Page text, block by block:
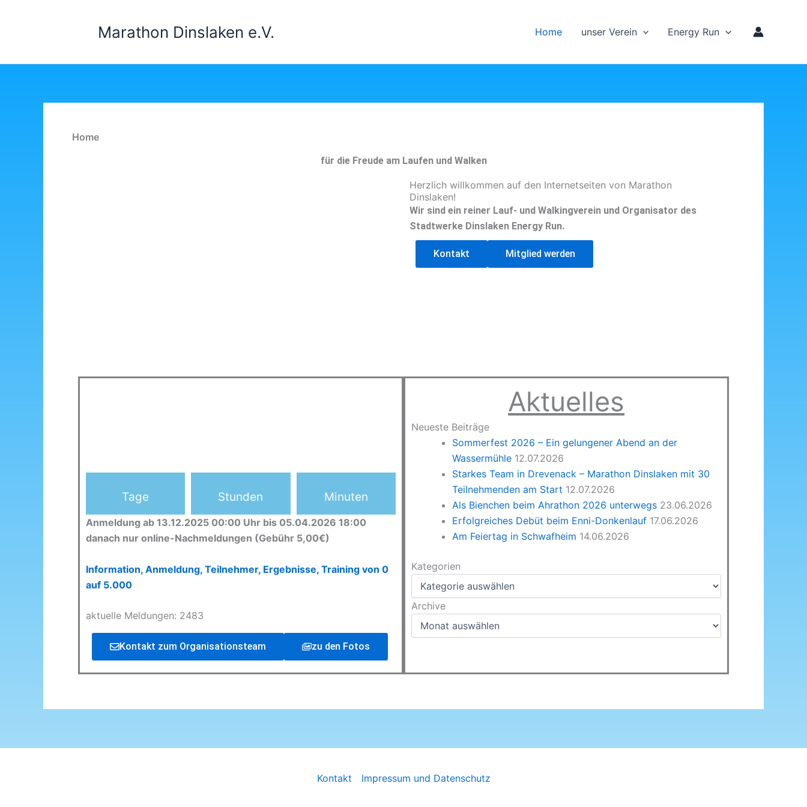
Marathon Dinslaken e.V. Home unser Verein Energy Run
Home
für die Freude am Laufen und Walken
Herzlich willkommen auf den Internetseiten von Marathon
Dinslaken!
Wir sind ein reiner Lauf- und Walkingverein und Organisator des
Stadtwerke Dinslaken Energy Run.
Kontakt Mitglied werden
Tage Stunden Minuten
Anmeldung ab 13.12.2025 00:00 Uhr bis 05.04.2026 18:00
danach nur online-Nachmeldungen (Gebühr 5,00€)
Information, Anmeldung, Teilnehmer, Ergebnisse, Training von 0
auf 5.000
aktuelle Meldungen: 2483
Kontakt zum Organisationsteam zu den Fotos
Aktuelles
Neueste Beiträge
Sommerfest 2026 – Ein gelungener Abend an der
Wassermühle 12.07.2026
Starkes Team in Drevenack – Marathon Dinslaken mit 30
Teilnehmenden am Start 12.07.2026
Als Bienchen beim Ahrathon 2026 unterwegs 23.06.2026
Erfolgreiches Debüt beim Enni-Donkenlauf 17.06.2026
Am Feiertag in Schwafheim 14.06.2026
Kategorien
Kategorien
Archive
Archive
Kontakt Impressum und Datenschutz